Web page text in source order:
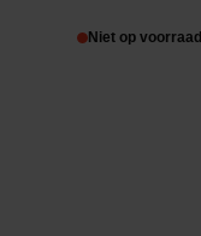
Niet op voorraad